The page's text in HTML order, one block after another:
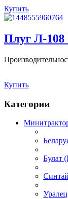
Купить
Плуг Л-108
Купить
Категории
Булат
Уралец